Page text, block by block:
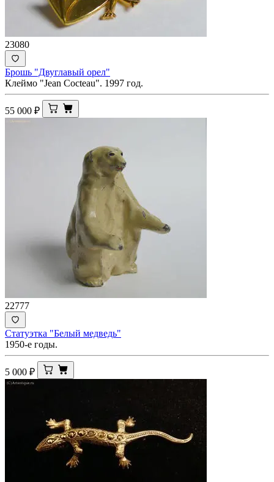
23080
Брошь "Двуглавый орел"
Клеймо "Jean Cocteau". 1997 год.
55 000 ₽
22777
Статуэтка "Белый медведь"
1950-е годы.
5 000 ₽